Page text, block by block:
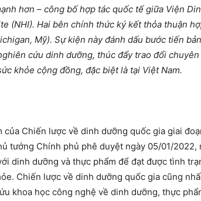
hơn – công bố hợp tác quốc tế giữa Viện
(NHI). Hai bên chính thức ký kết thỏa thuận
Mỹ). Sự kiện này đánh dấu bước tiến
cứu dinh dưỡng, thúc đẩy trao đổi
khỏe cộng đồng, đặc biệt là tại Việt Nam.
của Chiến lược về dinh dưỡng quốc gia giai
tướng Chính phủ phê duyệt ngày 05/01/
dinh dưỡng và thực phẩm để đạt được tình
Chiến lược về dinh dưỡng quốc gia cũng
khoa học công nghệ về dinh dưỡng, thực